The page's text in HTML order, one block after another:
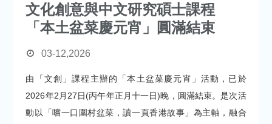
文化創意與中文研究碩士課程
「本土盆菜慶元宵」圓滿結束
03-12,2026
由「文創」課程主辦的「本土盆菜慶元宵」活動，已於
2026年2月27日(丙午年正月十一日)晚，圓滿結束。是次活
動以「嚐一口圍村盆菜，讀一頁香港故事」為主軸，融合